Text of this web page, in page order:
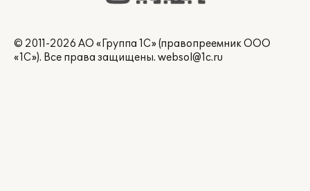
© 2011-2026 АО «Группа 1С» (правопреемник ООО
«1С»). Все права защищены. websol@1c.ru